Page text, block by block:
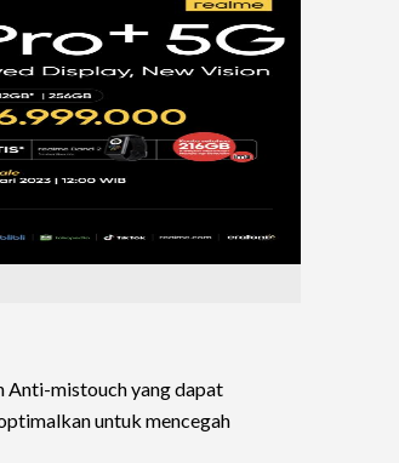
Anti-mistouch yang dapat
untuk mencegah